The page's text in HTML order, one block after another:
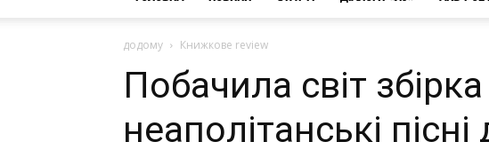
додому Книжкове review
Побачила світ
неаполітанські пісні